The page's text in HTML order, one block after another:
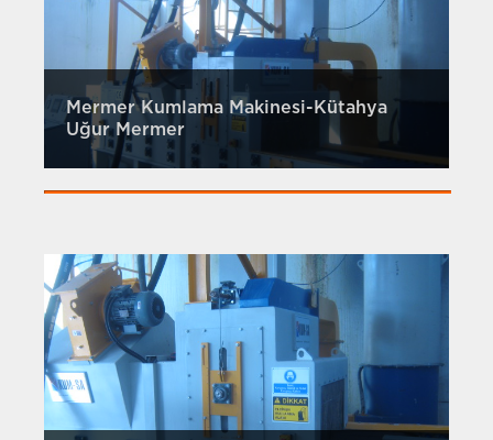
Mermer Kumlama Makinesi-Kütahya
Uğur Mermer